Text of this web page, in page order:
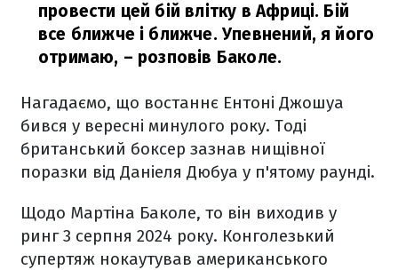
провести цей бій влітку в Африці. Бій
все ближче і ближче. Упевнений, я його
отримаю, – розповів Баколе.
Нагадаємо, що востаннє Ентоні Джошуа
бився у вересні минулого року. Тоді
британський боксер зазнав нищівної
поразки від Даніеля Дюбуа у п'ятому раунді.
Щодо Мартіна Баколе, то він виходив у
ринг 3 серпня 2024 року. Конголезький
супертяж нокаутував американського